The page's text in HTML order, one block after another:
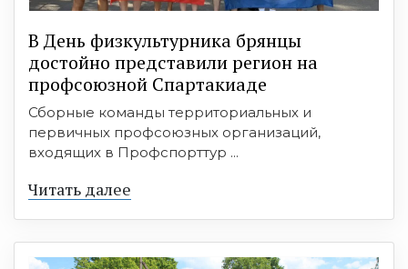
В День физкультурника брянцы
достойно представили регион на
профсоюзной Спартакиаде
Сборные команды территориальных и
первичных профсоюзных организаций,
входящих в Профспорттур ...
Читать далее